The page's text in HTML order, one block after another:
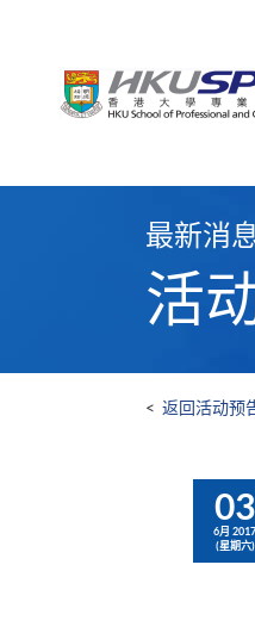
最新消
活
< 返回活动预
03
6月 2017
(星期六)